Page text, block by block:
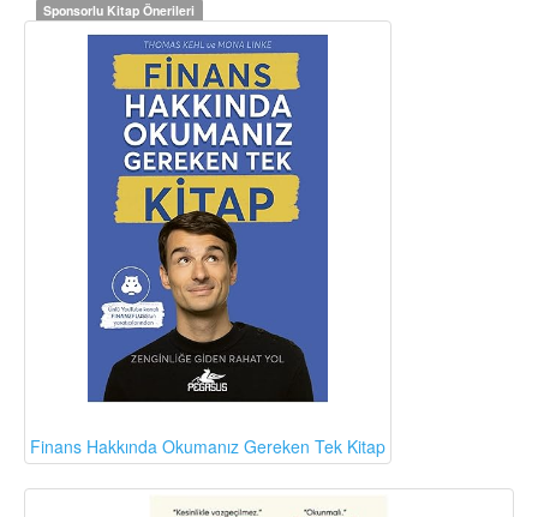
Sponsorlu Kitap Önerileri
Finans Hakkında Okumanız Gereken Tek Kitap